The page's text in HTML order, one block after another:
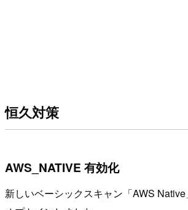
恒久対策
AWS_NATIVE 有効化
新しいベーシックスキャン「AWS